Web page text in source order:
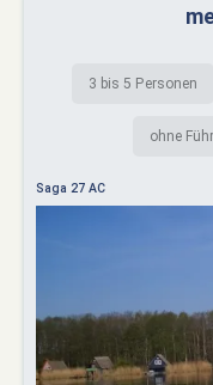
3 bis 5 Personen
ohne
Saga 27 AC